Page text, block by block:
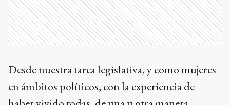
Desde nuestra tarea legislativa, y como mujeres
en ámbitos políticos, con la experiencia de